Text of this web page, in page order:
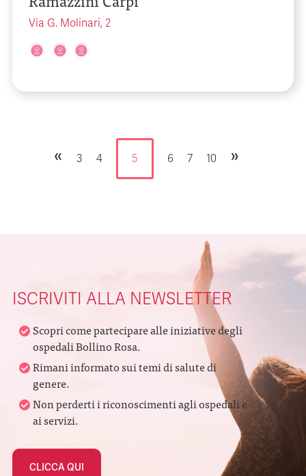
Via G. Molinari, 2
« 3 4 5 6 7 10 »
ISCRIVITI ALLA NEWSLETTER
Scopri come partecipare alle iniziative degli
ospedali Bollino Rosa.
Rimani informato sui temi di salute di
genere.
Non perderti i riconoscimenti agli ospedali e
ai servizi.
CLICCA QUI